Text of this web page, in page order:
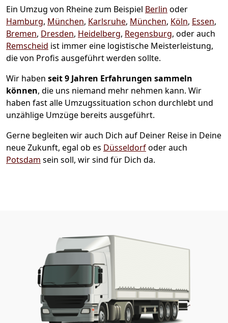
Ein Umzug von Rheine zum Beispiel Berlin oder
Hamburg, München, Karlsruhe, München, Köln, Essen,
Bremen, Dresden, Heidelberg, Regensburg, oder auch
Remscheid ist immer eine logistische Meisterleistung,
die von Profis ausgeführt werden sollte.
Wir haben seit9 Jahren Erfahrungen sammeln
können, die uns niemand mehr nehmen kann. Wir
haben fast alle Umzugssituation schon durchlebt und
unzählige Umzüge bereits ausgeführt.
Gerne begleiten wir auch Dich auf Deiner Reise in Deine
neue Zukunft, egal ob es Düsseldorfoder auch
Potsdam sein soll, wir sind für Dich da.